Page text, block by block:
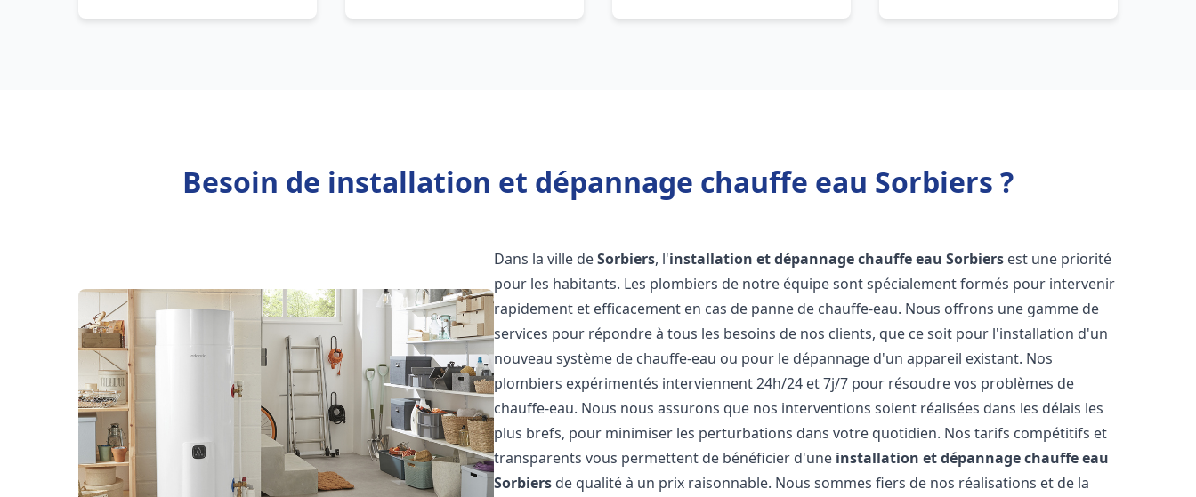
Besoin de installation et dépannage chauffe eau Sorbiers ?
Dans la ville deSorbiers, l'installation et dépannage chauffe eau Sorbiers est une priorité
pour les habitants. Les plombiers de notre équipe sont spécialement formés pour intervenir
rapidement et efficacement en cas de panne de chauffe-eau. Nous offrons une gamme de
services pour répondre à tous les besoins de nos clients, que ce soit pour l'installation d'un
nouveau système de chauffe-eau ou pour le dépannage d'un appareil existant. Nos
plombiers expérimentés interviennent 24h/24 et 7j/7 pour résoudre vos problèmes de
chauffe-eau. Nous nous assurons que nos interventions soient réalisées dans les délais les
plus brefs, pour minimiser les perturbations dans votre quotidien. Nos tarifs compétitifs et
transparents vous permettent de bénéficier d'une installation et dépannage chauffe eau
Sorbiers de qualité à un prix raisonnable. Nous sommes fiers de nos réalisations et de la